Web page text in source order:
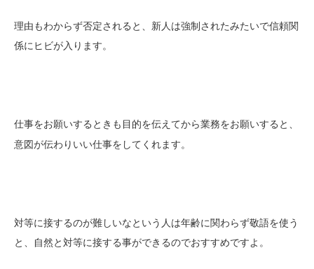
理由もわからず否定されると、新人は強制されたみたいで信頼関
係にヒビが入ります。
仕事をお願いするときも 目的を伝えてから業務をお願いする と、
意図が伝わりいい仕事をしてくれます。
対等に接するのが難しいなという人は年齢に関わらず敬語を使う
と、自然と対等に接する事ができるのでおすすめですよ。